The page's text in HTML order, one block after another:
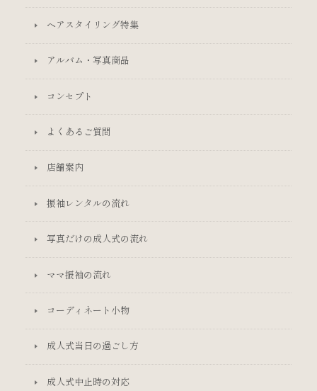
ヘアスタイリング特集
アルバム・写真商品
コンセプト
よくあるご質問
店舗案内
振袖レンタルの流れ
写真だけの成人式の流れ
ママ振袖の流れ
コーディネート小物
成人式当日の過ごし方
成人式中止時の対応